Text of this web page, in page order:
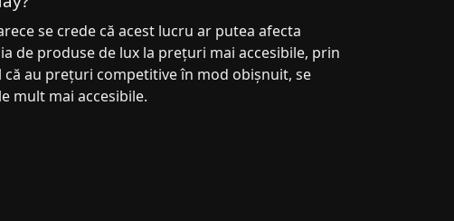
se crede că acest lucru ar putea afecta
de produse de lux la prețuri mai accesibile, prin
au prețuri competitive în mod obișnuit, se
mult mai accesibile.